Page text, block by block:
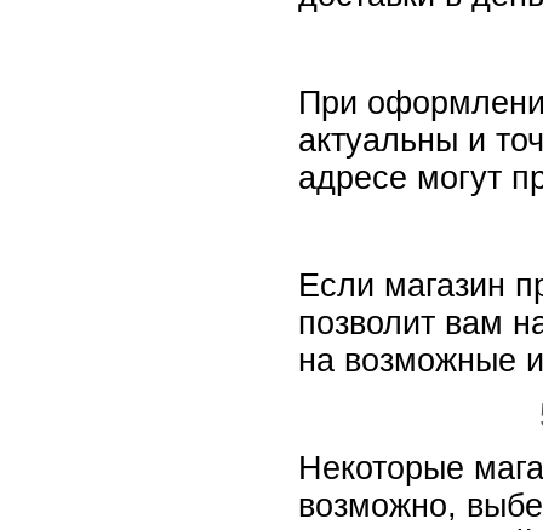
При
актуальны и
адресе могут
Если магазин
позволит вам
на возможные
Некоторые
возможно,